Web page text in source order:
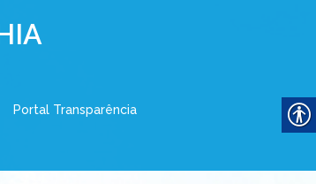
Portal Transparência